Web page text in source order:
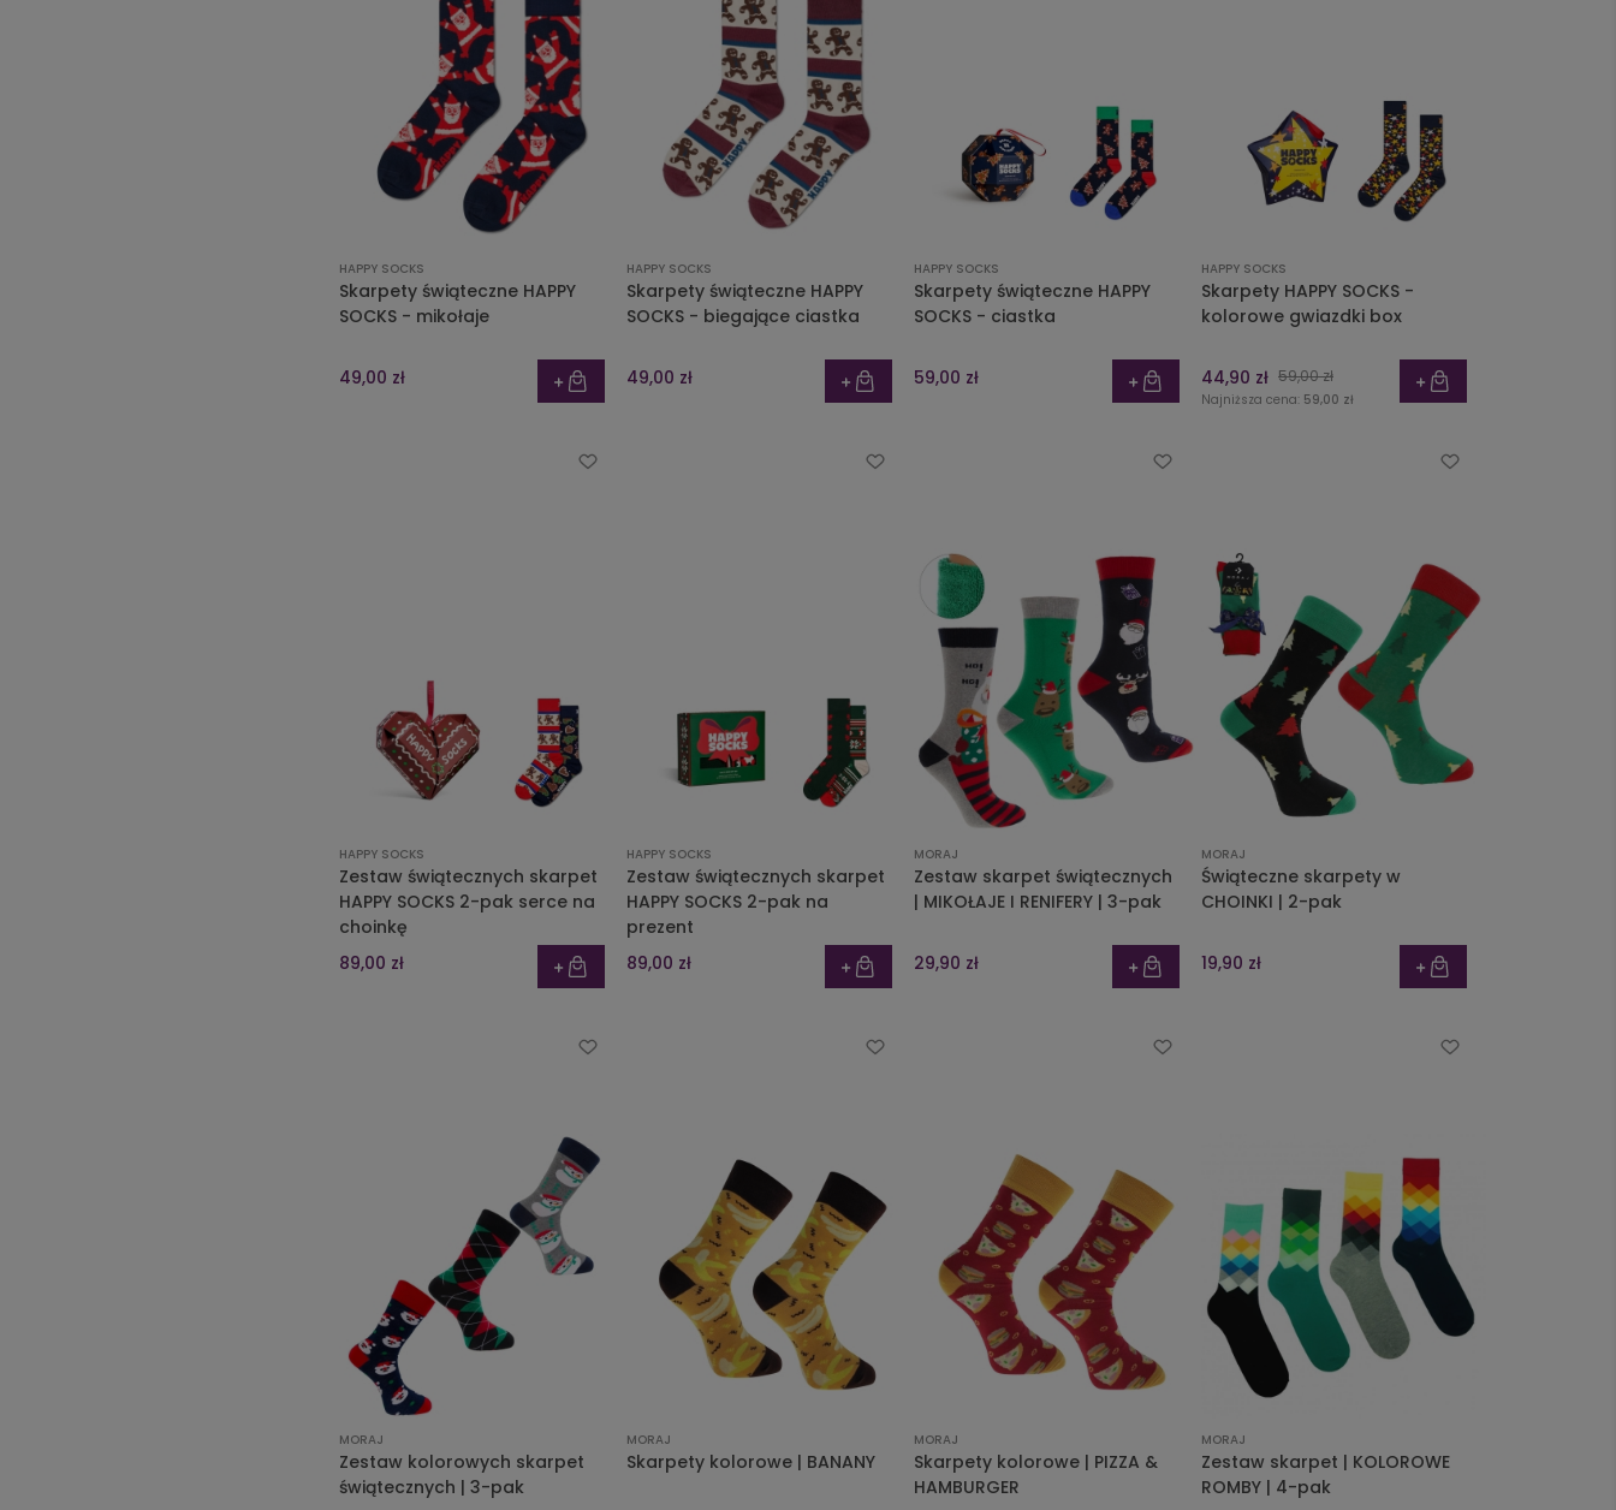
HAPPY SOCKS
Skarpety świąteczne HAPPY
SOCKS - mikołaje
49,00 zł
HAPPY SOCKS
Skarpety świąteczne HAPPY
SOCKS - biegające ciastka
49,00 zł
HAPPY SOCKS
Skarpety świąteczne HAPPY
SOCKS - ciastka
59,00 zł
HAPPY SOCKS
Skarpety HAPPY SOCKS -
kolorowe gwiazdki box
44,90 zł 59,00 zł
Najniższa cena: 59,00 zł
HAPPY SOCKS
Zestaw świątecznych skarpet
HAPPY SOCKS 2-pak serce na
choinkę
89,00 zł
HAPPY SOCKS
Zestaw świątecznych skarpet
HAPPY SOCKS 2-pak na
prezent
89,00 zł
MORAJ
Zestaw skarpet świątecznych
| MIKOŁAJE I RENIFERY | 3-pak
29,90 zł
MORAJ
Świąteczne skarpety w
CHOINKI | 2-pak
19,90 zł
MORAJ
Zestaw kolorowych skarpet
świątecznych | 3-pak
MORAJ
Skarpety kolorowe | BANANY
MORAJ
Skarpety kolorowe | PIZZA &
HAMBURGER
MORAJ
Zestaw skarpet | KOLOROWE
ROMBY | 4-pak